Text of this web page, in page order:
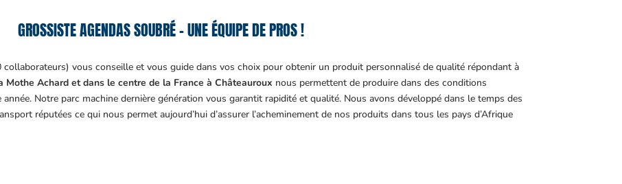
GROSSISTE AGENDAS SOUBRÉ – UNE ÉQUIPE DE PROS !
vous conseille et vous guide dans vos choix pour obtenir un produit personnalisé de qualité répondant à
Mothe Achard et dans le centre de la France à Châteauroux nous permettent de produire dans des conditions
Notre parc machine dernière génération vous garantit rapidité et qualité. Nous avons développé dans le temps des
réputées ce qui nous permet aujourd’hui d’assurer l’acheminement de nos produits dans tous les pays d’Afrique